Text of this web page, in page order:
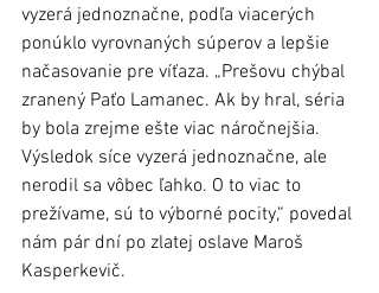
vyzerá jednoznačne, podľa viacerých
ponúklo vyrovnaných súperov a lepšie
načasovanie pre víťaza. „Prešovu chýbal
zranený Paťo Lamanec. Ak by hral, séria
by bola zrejme ešte viac náročnejšia.
Výsledok síce vyzerá jednoznačne, ale
nerodil sa vôbec ľahko. O to viac to
prežívame, sú to výborné pocity,“ povedal
nám pár dní po zlatej oslave Maroš
Kasperkevič.